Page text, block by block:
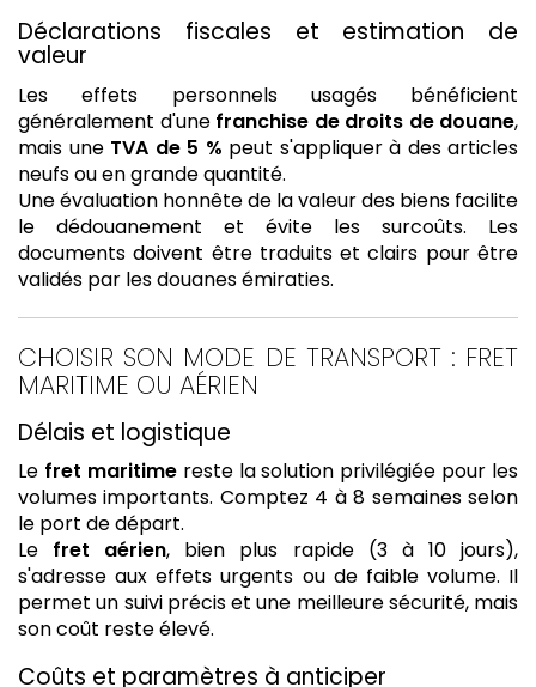
Déclarations fiscales et estimation de
valeur
Les effets personnels usagés bénéficient
généralement d'une franchise de droits de douane,
mais une TVA de 5 % peut s'appliquer à des articles
neufs ou en grande quantité.
Une évaluation honnête de la valeur des biens facilite
le dédouanement et évite les surcoûts. Les
documents doivent être traduits et clairs pour être
validés par les douanes émiraties.
CHOISIR SON MODE DE TRANSPORT : FRET
MARITIME OU AÉRIEN
Délais et logistique
Le fret maritimereste la solution privilégiée pour les
volumes importants. Comptez 4 à 8 semaines selon
le port de départ.
Le fret aérien, bien plus rapide (3 à 10 jours),
s'adresse aux effets urgents ou de faible volume. Il
permet un suivi précis et une meilleure sécurité, mais
son coût reste élevé.
Coûts et paramètres à anticiper